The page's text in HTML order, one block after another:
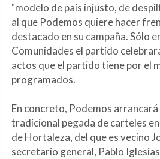
"modelo de país injusto, de
al que Podemos quiere hacer
destacado en su campaña. Sólo
Comunidades el partido
actos que el partido tiene por el
programados.
En concreto, Podemos arrancará
tradicional pegada de carteles
de Hortaleza, del que es vecino
secretario general, Pablo